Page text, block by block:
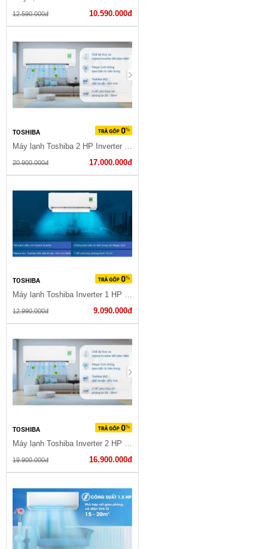
12.590.000đ 10.590.000đ
TOSHIBA
20.900.000đ 17.000.000đ
TOSHIBA
Máy lạnh Toshiba Inverter 1 HP RAS-H10L3KCVG-V
12.990.000đ 9.090.000đ
TOSHIBA
Máy lạnh Toshiba Inverter 2 HP RAS-H18C3KCVG-V
19.900.000đ 16.900.000đ